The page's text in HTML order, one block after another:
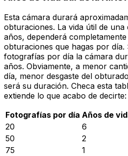
Esta cámara durará
obturaciones. La vida útil de una
años, dependerá
obturaciones que hagas por día.
fotografías por día la cámara
años. Obviamente, a menor
día, menor desgaste del
será su duración. Checa esta
extiende lo que acabo de decirte:
Fotografías por día Años de
20
6
50
2
75
1